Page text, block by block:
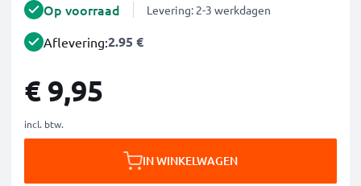
Op voorraad Levering: 2-3 werkdagen
Aflevering:2.95 €
€ 9,95
incl. btw.
IN WINKELWAGEN